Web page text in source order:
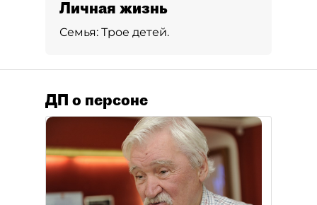
Личная жизнь
Семья: Трое детей.
ДП о персоне